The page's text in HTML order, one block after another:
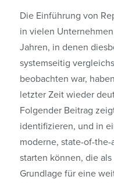
Die Einführung von
in vielen
Jahren, in denen
systemseitig
beobachten war,
letzter Zeit wieder
Folgender Beitrag
identifizieren, und in
moderne, state-of-
starten können, die
Grundlage für eine